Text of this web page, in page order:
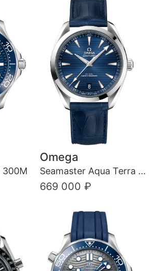
300M
Omega
Seamaster Aqua Terra 150M
669 000 ₽